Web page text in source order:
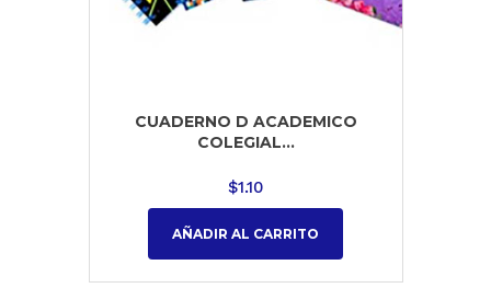
CUADERNO D ACADEMICO
COLEGIAL...
$1.10
AÑADIR AL CARRITO